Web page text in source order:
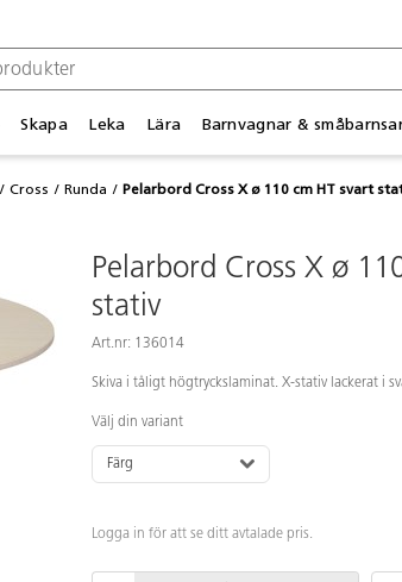
Skapa Leka Lära Barnvagnar &
Cross Runda Pelarbord Cross X ø 110 cm HT svart
Pelarbord Cross X ø
stativ
Art.nr: 136014
Skiva i tåligt högtryckslaminat. X-stativ lackerat i
Välj din variant
Färg
Logga in för att se ditt avtalade pris.